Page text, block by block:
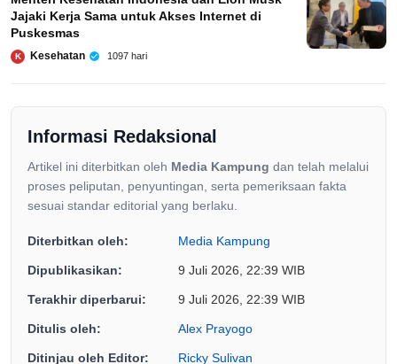
Jajaki Kerja Sama untuk Akses Internet di
Puskesmas
K Kesehatan 1097 hari
Informasi Redaksional
Artikel ini diterbitkan oleh Media Kampung dan telah melalui
proses peliputan, penyuntingan, serta pemeriksaan fakta
sesuai standar editorial yang berlaku.
Diterbitkan oleh: Media Kampung
Dipublikasikan: 9 Juli 2026, 22:39 WIB
Terakhir diperbarui: 9 Juli 2026, 22:39 WIB
Ditulis oleh: Alex Prayogo
Ditinjau oleh Editor: Ricky Sulivan